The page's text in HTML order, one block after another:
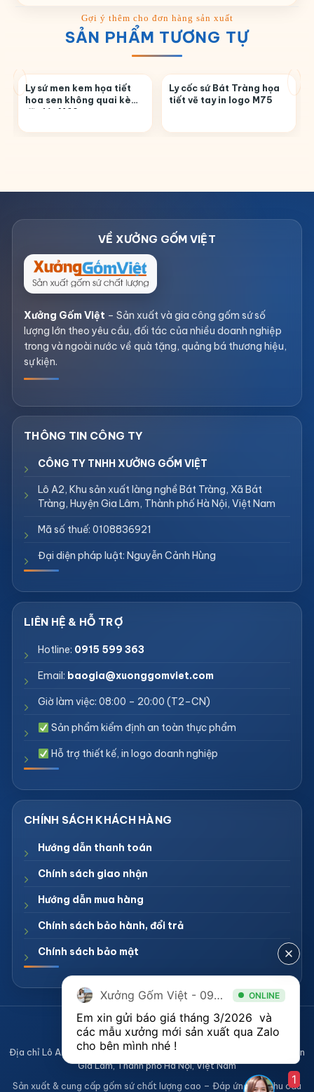
SẢN PHẨM TƯƠNG TỰ
Ly sứ men kem họa tiết
hoa sen không quai kèm
đĩa lót M62
Ly cốc sứ Bát Tràng họa
tiết vẽ tay in logo M75
Xưởng Gốm Việt – Sản xuất và gia công gốm sứ số
lượng lớn theo yêu cầu, đối tác của nhiều doanh nghiệp
trong và ngoài nước về quà tặng, quảng bá thương hiệu,
sự kiện.
CÔNG TY TNHH XƯỞNG GỐM VIỆT
Lô A2, Khu sản xuất làng nghề Bát Tràng, Xã Bát
Tràng, Huyện Gia Lâm, Thành phố Hà Nội, Việt Nam
Mã số thuế: 0108836921
Đại diện pháp luật: Nguyễn Cảnh Hùng
Hotline: 0915 599 363
Email: baogia@xuonggomviet.com
Giờ làm việc: 08:00 – 20:00 (T2–CN)
Sản phẩm kiểm định an toàn thực phẩm
Hỗ trợ thiết kế, in logo doanh nghiệp
Hướng dẫn thanh toán
Chính sách giao nhận
Hướng dẫn mua hàng
Chính sách bảo hành, đổi trả
Chính sách bảo mật
CÔNG TY TNHH XƯỞNG GỐM VIỆT
Mã số thuế 0108836921
Địa chỉ Lô A2, Khu sản xuất làng nghề Bát Tràng, Xã Bát Tràng, Huyện
Gia Lâm, Thành phố Hà Nội, Việt Nam
Sản xuất & cung cấp gốm sứ chất lượng cao – Đáp ứng mọi nhu cầu
Xưởng Gốm Việt - 094.1900.823 ONLINE
Em xin gửi báo giá tháng 3/2026  và
các mẫu xưởng mới sản xuất qua Zalo
cho bên mình nhé !
1